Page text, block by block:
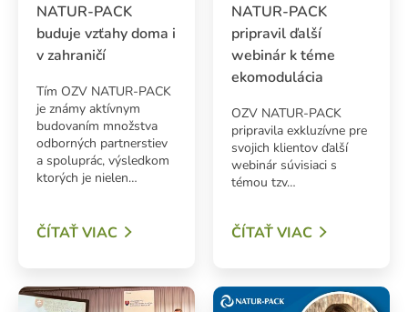
NATUR-PACK
buduje vzťahy doma i
v zahraničí
Tím OZV NATUR-PACK
je známy aktívnym
budovaním množstva
odborných partnerstiev
a spoluprác, výsledkom
ktorých je nielen…
ČÍTAŤ VIAC
NATUR-PACK
pripravil ďalší
webinár k téme
ekomodulácia
OZV NATUR-PACK
pripravila exkluzívne pre
svojich klientov ďalší
webinár súvisiaci s
témou tzv…
ČÍTAŤ VIAC